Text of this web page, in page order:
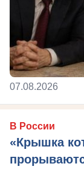
07.08.2026
В России
«Крышка